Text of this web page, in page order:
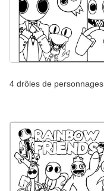
4 drôles de personnages